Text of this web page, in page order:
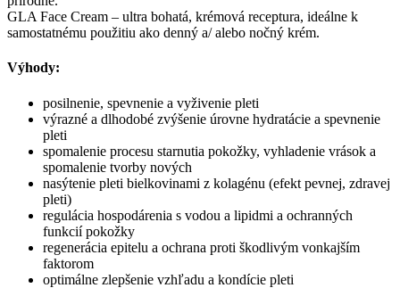
GLA Face Cream – ultra bohatá, krémová receptura, ideálne k
samostatnému použitiu ako denný a/ alebo nočný krém.
Výhody:
posilnenie, spevnenie a vyživenie pleti
výrazné a dlhodobé zvýšenie úrovne hydratácie a spevnenie
pleti
spomalenie procesu starnutia pokožky, vyhladenie vrások a
spomalenie tvorby nových
nasýtenie pleti bielkovinami z kolagénu (efekt pevnej, zdravej
pleti)
regulácia hospodárenia s vodou a lipidmi a ochranných
funkcií pokožky
regenerácia epitelu a ochrana proti škodlivým vonkajším
faktorom
optimálne zlepšenie vzhľadu a kondície pleti